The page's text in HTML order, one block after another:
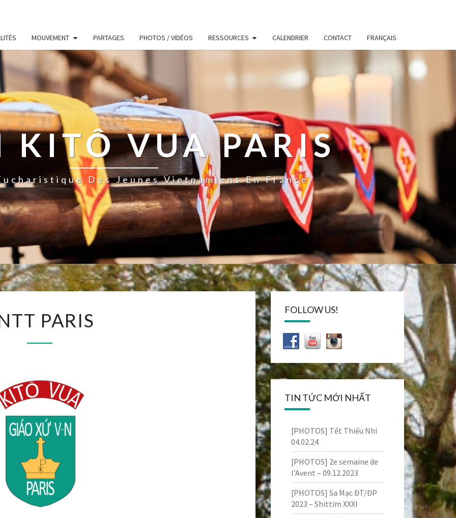
MOUVEMENT PARTAGES PHOTOS / VIDÉOS RESSOURCES CALENDRIER CONTACT FRANÇAIS
KITÔ VUA PARIS
Des Jeunes Vietnamiens En France
PARIS
PARIS FOLLOW US!
TIN TỨC MỚI NHẤT
[PHOTOS] Tết Thiếu Nhi
04.02.24
[PHOTOS] 2e semaine de
l’Avent – 09.12.2023
[PHOTOS] Sa Mạc ĐT/ĐP
2023 – Shittim XXXI